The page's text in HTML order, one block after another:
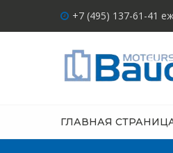
+7 (495) 137-61-41
ГЛАВНАЯ